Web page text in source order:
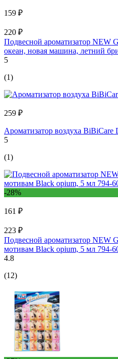
159 ₽
220 ₽
Подвесной ароматизатор NEW
океан, новая машина, летний
5
(1)
259 ₽
Ароматизатор воздуха
5
(1)
-28%
161 ₽
223 ₽
Подвесной ароматизатор
мотивам Black opium, 5 мл 794-
4.8
(12)